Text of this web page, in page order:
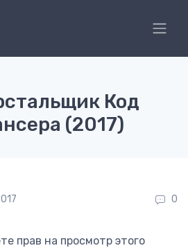
Код
(2017)
0
прав на просмотр этого